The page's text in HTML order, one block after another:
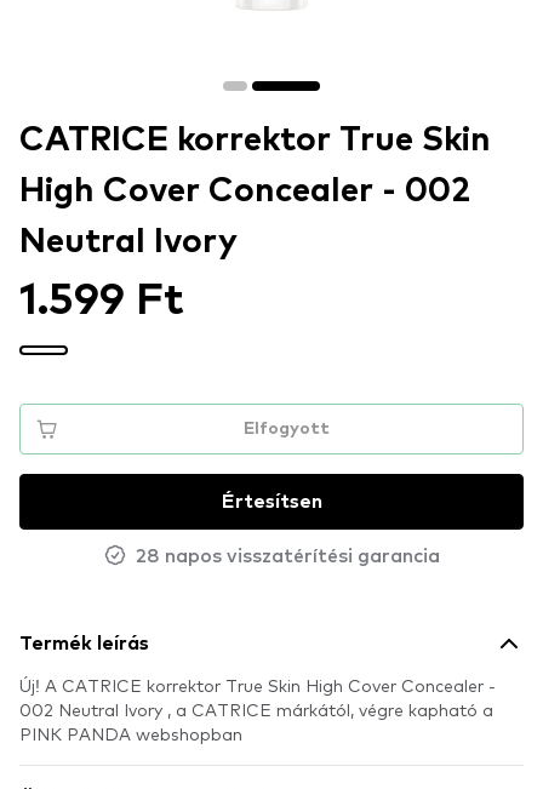
CATRICE korrektor True Skin
High Cover Concealer - 002
Neutral Ivory
1.599 Ft
Elfogyott
Értesítsen
28 napos visszatérítési garancia
Termék leírás
Új! A CATRICE korrektor True Skin High Cover Concealer -
002 Neutral Ivory , a CATRICE márkától, végre kapható a
PINK PANDA webshopban